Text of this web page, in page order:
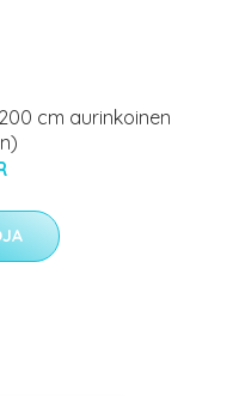
cm aurinkoinen